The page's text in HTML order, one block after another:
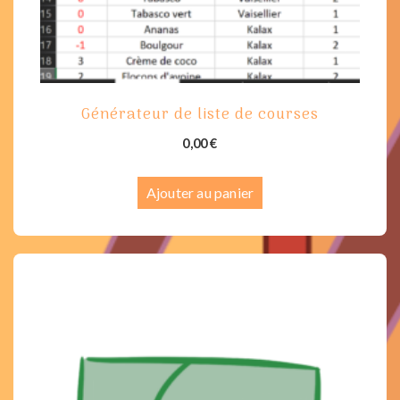
du
produit
Générateur de liste de courses
0,00€
Ajouter au panier